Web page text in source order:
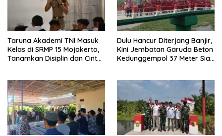
Taruna Akademi TNI Masuk
Kelas di SRMP 15 Mojokerto,
Tanamkan Disiplin dan Cinta
Dulu Hancur Diterjang Banjir,
Kini Jembatan Garuda Beton
Kedunggempol 37 Meter Siap